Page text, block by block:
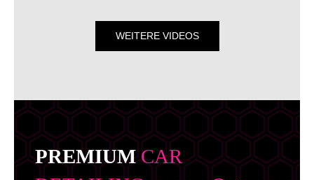
WEITERE VIDEOS
PREMIUM CAR